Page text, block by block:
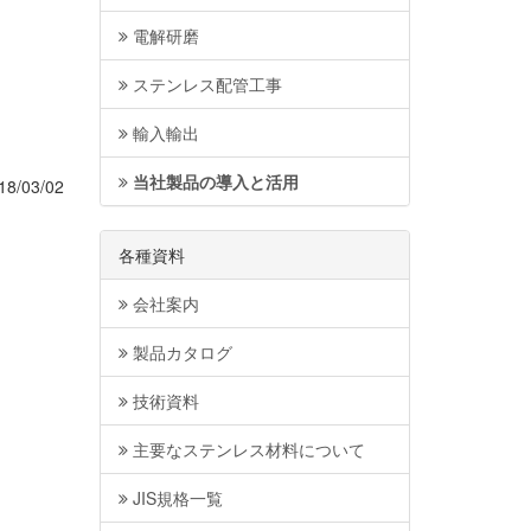
03/02
電解研磨
ステンレス配管工事
輸入輸出
当社製品の導入と活用
各種資料
会社案内
製品カタログ
技術資料
主要なステンレス材料について
JIS規格一覧